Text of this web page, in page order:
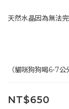
天然水晶因為無法
（貓咪狗狗喝6-7公
NT$650